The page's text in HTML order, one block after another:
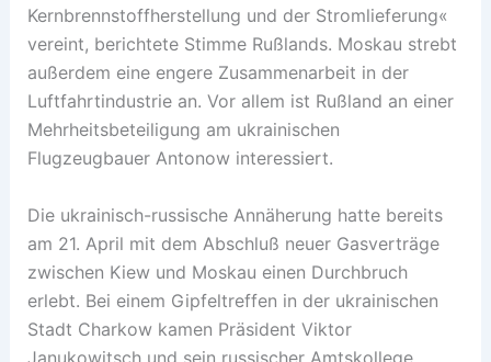
Kernbrennstoffherstellung und der Stromlieferung«
vereint, berichtete Stimme Rußlands. Moskau strebt
außerdem eine engere Zusammenarbeit in der
Luftfahrtindustrie an. Vor allem ist Rußland an einer
Mehrheitsbeteiligung am ukrainischen
Flugzeugbauer Antonow interessiert.
Die ukrainisch-russische Annäherung hatte bereits
am 21. April mit dem Abschluß neuer Gasverträge
zwischen Kiew und Moskau einen Durchbruch
erlebt. Bei einem Gipfeltreffen in der ukrainischen
Stadt Charkow kamen Präsident Viktor
Janukowitsch und sein russischer Amtskollege